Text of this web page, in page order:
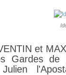
et
Gardes de
Julien